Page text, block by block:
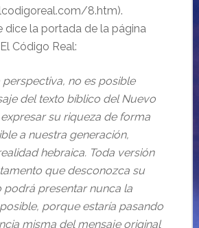
8.htm).
dice la portada de la página
Código Real:
perspectiva, no es posible
del texto bíblico del Nuevo
su riqueza de forma
a nuestra generación,
hebraica. Toda versión
que desconozca su
podrá presentar nunca la
porque estaría pasando
misma del mensaje original